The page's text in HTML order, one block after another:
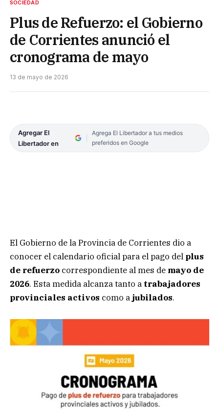
SOCIEDAD
Plus de Refuerzo: el Gobierno
de Corrientes anunció el
cronograma de mayo
13 de mayo de 2026
Agregar El
Libertador en
Agrega El Libertador a tus medios
preferidos en Google
El Gobierno de la Provincia de Corrientes dio a
conocer el calendario oficial para el pago del plus
de refuerzo correspondiente al mes de mayo de
2026. Esta medida alcanza tanto a trabajadores
provinciales activos como a jubilados.